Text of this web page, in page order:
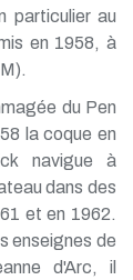
particulier au
en 1958, à
du Pen
la coque en
navigue à
dans des
et en 1962.
enseignes de
d'Arc, il